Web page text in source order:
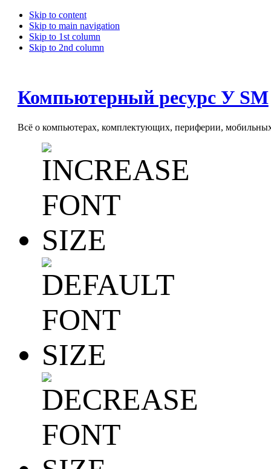
Skip to content
Skip to main navigation
Skip to 1st column
Skip to 2nd column
Компьютерный ресурс У SM
Всё о компьютерах, комплектующих, периферии, мобильных